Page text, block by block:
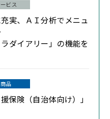
ビス
実、ＡＩ分析でメニュ
ダイアリー」の機能を
商品
保険（自治体向け）」